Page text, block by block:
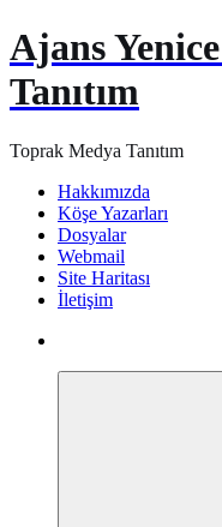
Ajans
Tanıtım
Toprak Medya Tanıtım
Hakkımızda
Köşe Yazarları
Dosyalar
Webmail
Site Haritası
İletişim